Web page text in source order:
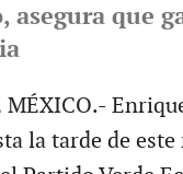
asegura que
MÉXICO.-
la tarde de este